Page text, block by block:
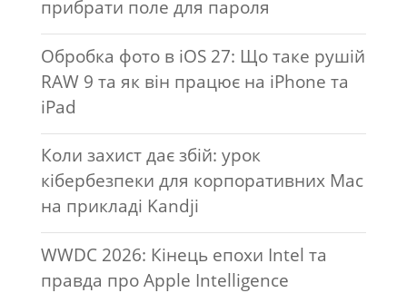
прибрати поле для пароля
Обробка фото в iOS 27: Що таке рушій
RAW 9 та як він працює на iPhone та
iPad
Коли захист дає збій: урок
кібербезпеки для корпоративних Mac
на прикладі Kandji
WWDC 2026: Кінець епохи Intel та
правда про Apple Intelligence